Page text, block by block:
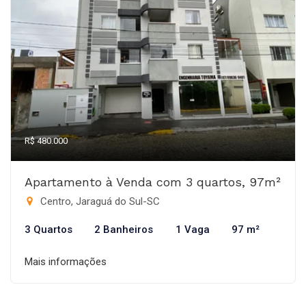
R$ 480.000
Apartamento à Venda com 3 quartos, 97m²
Centro, Jaraguá do Sul-SC
3 Quartos 2 Banheiros 1 Vaga 97 m²
Mais informações